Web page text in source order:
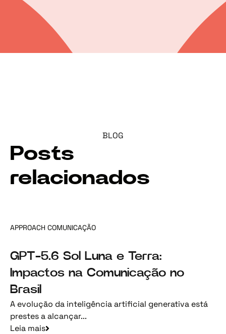
BLOG
Posts
relacionados
APPROACH COMUNICAÇÃO
GPT-5.6 Sol Luna e Terra:
Impactos na Comunicação no
Brasil
A evolução da inteligência artificial generativa está
prestes a alcançar...
Leia mais